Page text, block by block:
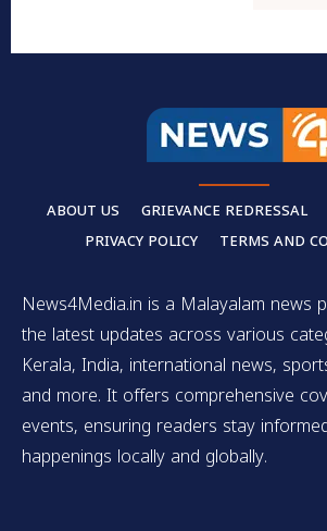
ABOUT US GRIEVANCE REDRESSAL
PRIVACY POLICY
TERMS AND
News4Media.in is a Malayalam news
the latest updates across various
Kerala, India, international news,
and more. It offers comprehensive
events, ensuring readers stay
happenings locally and globally.